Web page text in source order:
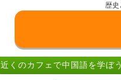
歴史
近くのカフェで中国語を学ぼ